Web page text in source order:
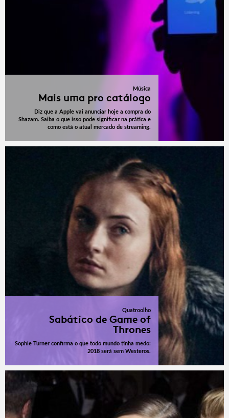
Música
Mais uma pro catálogo
Diz que a Apple vai anunciar hoje a compra do
Shazam. Saiba o que isso pode significar na prática e
como está o atual mercado de streaming.
Quatroolho
Sabático de Game of
Thrones
Sophie Turner confirma o que todo mundo tinha medo:
2018 será sem Westeros.